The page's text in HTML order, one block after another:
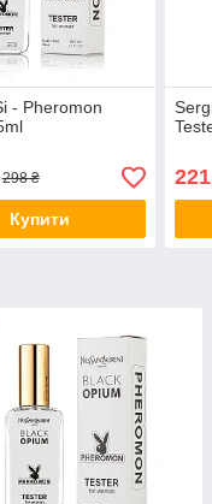
- Pheromon
298 ₴
Купити